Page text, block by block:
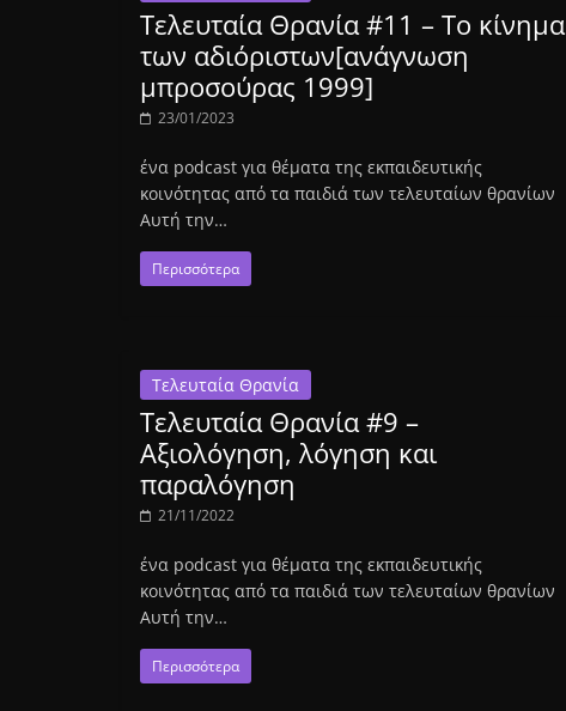
Τελευταία Θρανία #11 – Το κίνημα
των αδιόριστων[ανάγνωση
μπροσούρας 1999]
23/01/2023
ένα podcast για θέματα της εκπαιδευτικής
κοινότητας από τα παιδιά των τελευταίων θρανίων
Αυτή την…
Περισσότερα
Τελευταία Θρανία
Τελευταία Θρανία #9 –
Αξιολόγηση, λόγηση και
παραλόγηση
21/11/2022
ένα podcast για θέματα της εκπαιδευτικής
κοινότητας από τα παιδιά των τελευταίων θρανίων
Αυτή την…
Περισσότερα